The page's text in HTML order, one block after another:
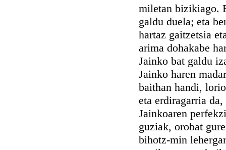
miletan bizikiago.
galdu duela; eta
hartaz gaitzetsia
arima dohakabe
Jainko bat galdu
Jainko haren
baithan handi,
eta erdiragarria
Jainkoaren
guziak, orobat
bihotz-min